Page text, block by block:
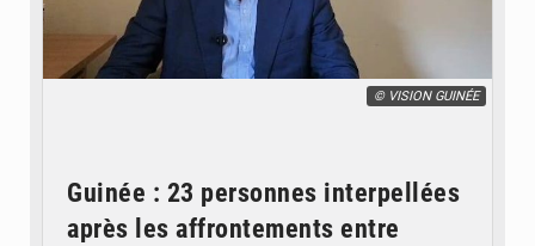
© VISION GUINÉE
Guinée : 23 personnes interpellées
après les affrontements entre